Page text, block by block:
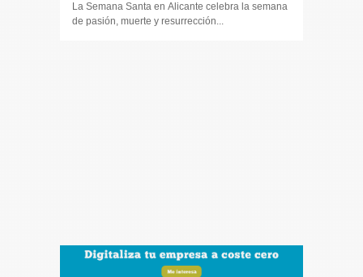
La Semana Santa en Alicante celebra la semana
de pasión, muerte y resurrección...